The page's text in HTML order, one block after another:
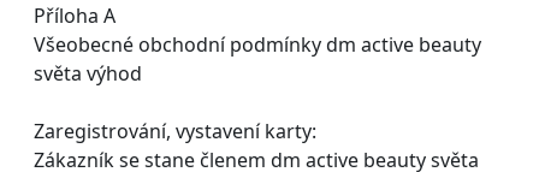
Příloha A
Všeobecné obchodní podmínky dm active beauty
světa výhod
Zaregistrování, vystavení karty:
Zákazník se stane členem dm active beauty světa